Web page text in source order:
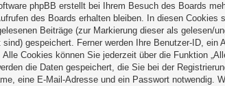
phpBB erstellt bei Ihrem Besuch des Boards
des Boards erhalten bleiben. In diesen
Beiträge (zur Markierung dieser als gelesen/
sind) gespeichert. Ferner werden Ihre Benutzer-ID,
Alle Cookies können Sie jederzeit über die Funktion
die Daten gespeichert, die Sie bei der
eine E-Mail-Adresse und ein Passwort notwendig.